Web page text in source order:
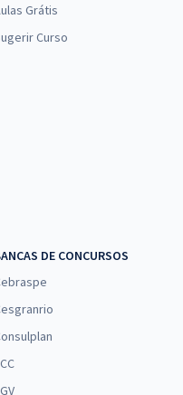
Grátis
Curso
DE CONCURSOS